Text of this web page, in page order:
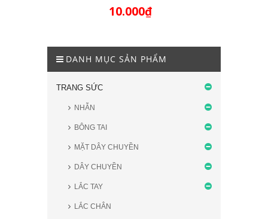
THÊM VÀO GIỎ HÀNG
10.000₫
DANH MỤC SẢN PHẨM
TRANG SỨC
NHẪN
BÔNG TAI
MẶT DÂY CHUYỀN
DÂY CHUYỀN
LẮC TAY
LẮC CHÂN